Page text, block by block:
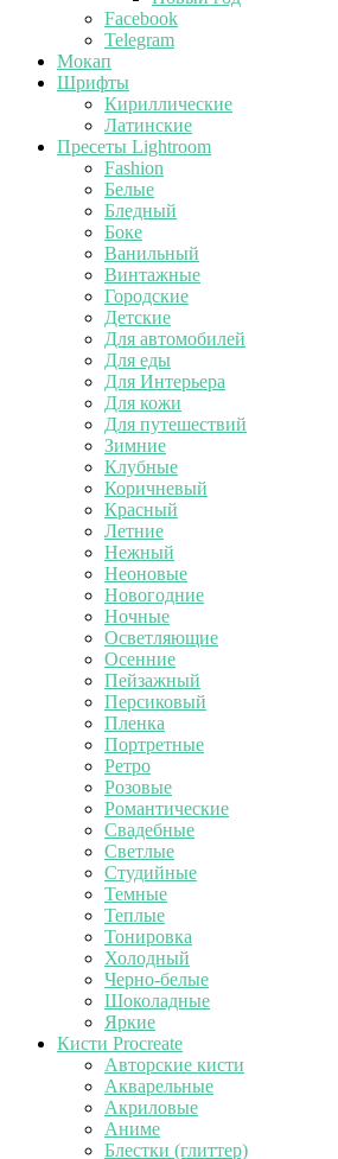
Facebook
Telegram
Мокап
Шрифты
Кириллические
Латинские
Пресеты Lightroom
Fashion
Белые
Бледный
Боке
Ванильный
Винтажные
Городские
Детские
Для автомобилей
Для еды
Для Интерьера
Для кожи
Для путешествий
Зимние
Клубные
Коричневый
Красный
Летние
Нежный
Неоновые
Новогодние
Ночные
Осветляющие
Осенние
Пейзажный
Персиковый
Пленка
Портретные
Ретро
Розовые
Романтические
Свадебные
Светлые
Студийные
Темные
Теплые
Тонировка
Холодный
Черно-белые
Шоколадные
Яркие
Кисти Procreate
Авторские кисти
Акварельные
Акриловые
Аниме
Блестки (глиттер)